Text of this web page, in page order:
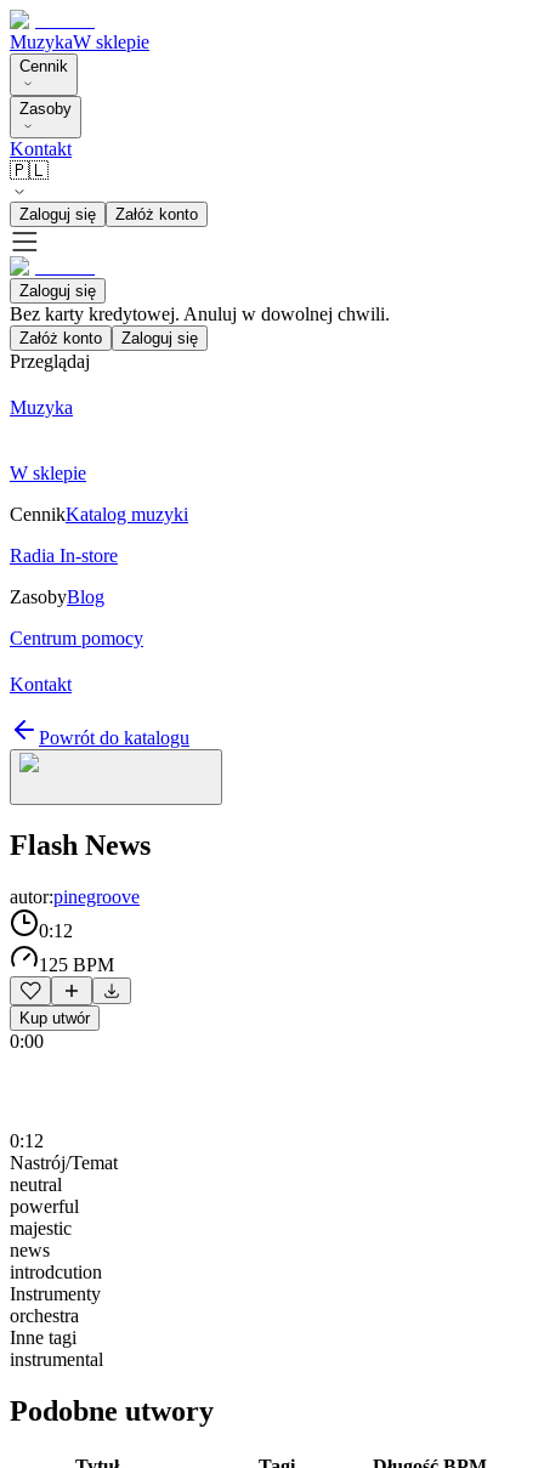
MuzykaW sklepie
Cennik
Zasoby
Kontakt
🇵🇱
Zaloguj się Załóż konto
Zaloguj się
Bez karty kredytowej. Anuluj w dowolnej chwili.
Załóż konto Zaloguj się
Przeglądaj
Muzyka
W sklepie
CennikKatalog muzyki
Radia In-store
ZasobyBlog
Centrum pomocy
Kontakt
Powrót do katalogu
Flash News
autor:pinegroove
0:12
125 BPM
Kup utwór
0:00
0:12
Nastrój/Temat
neutral
powerful
majestic
news
introdcution
Instrumenty
orchestra
Inne tagi
instrumental
Podobne utwory